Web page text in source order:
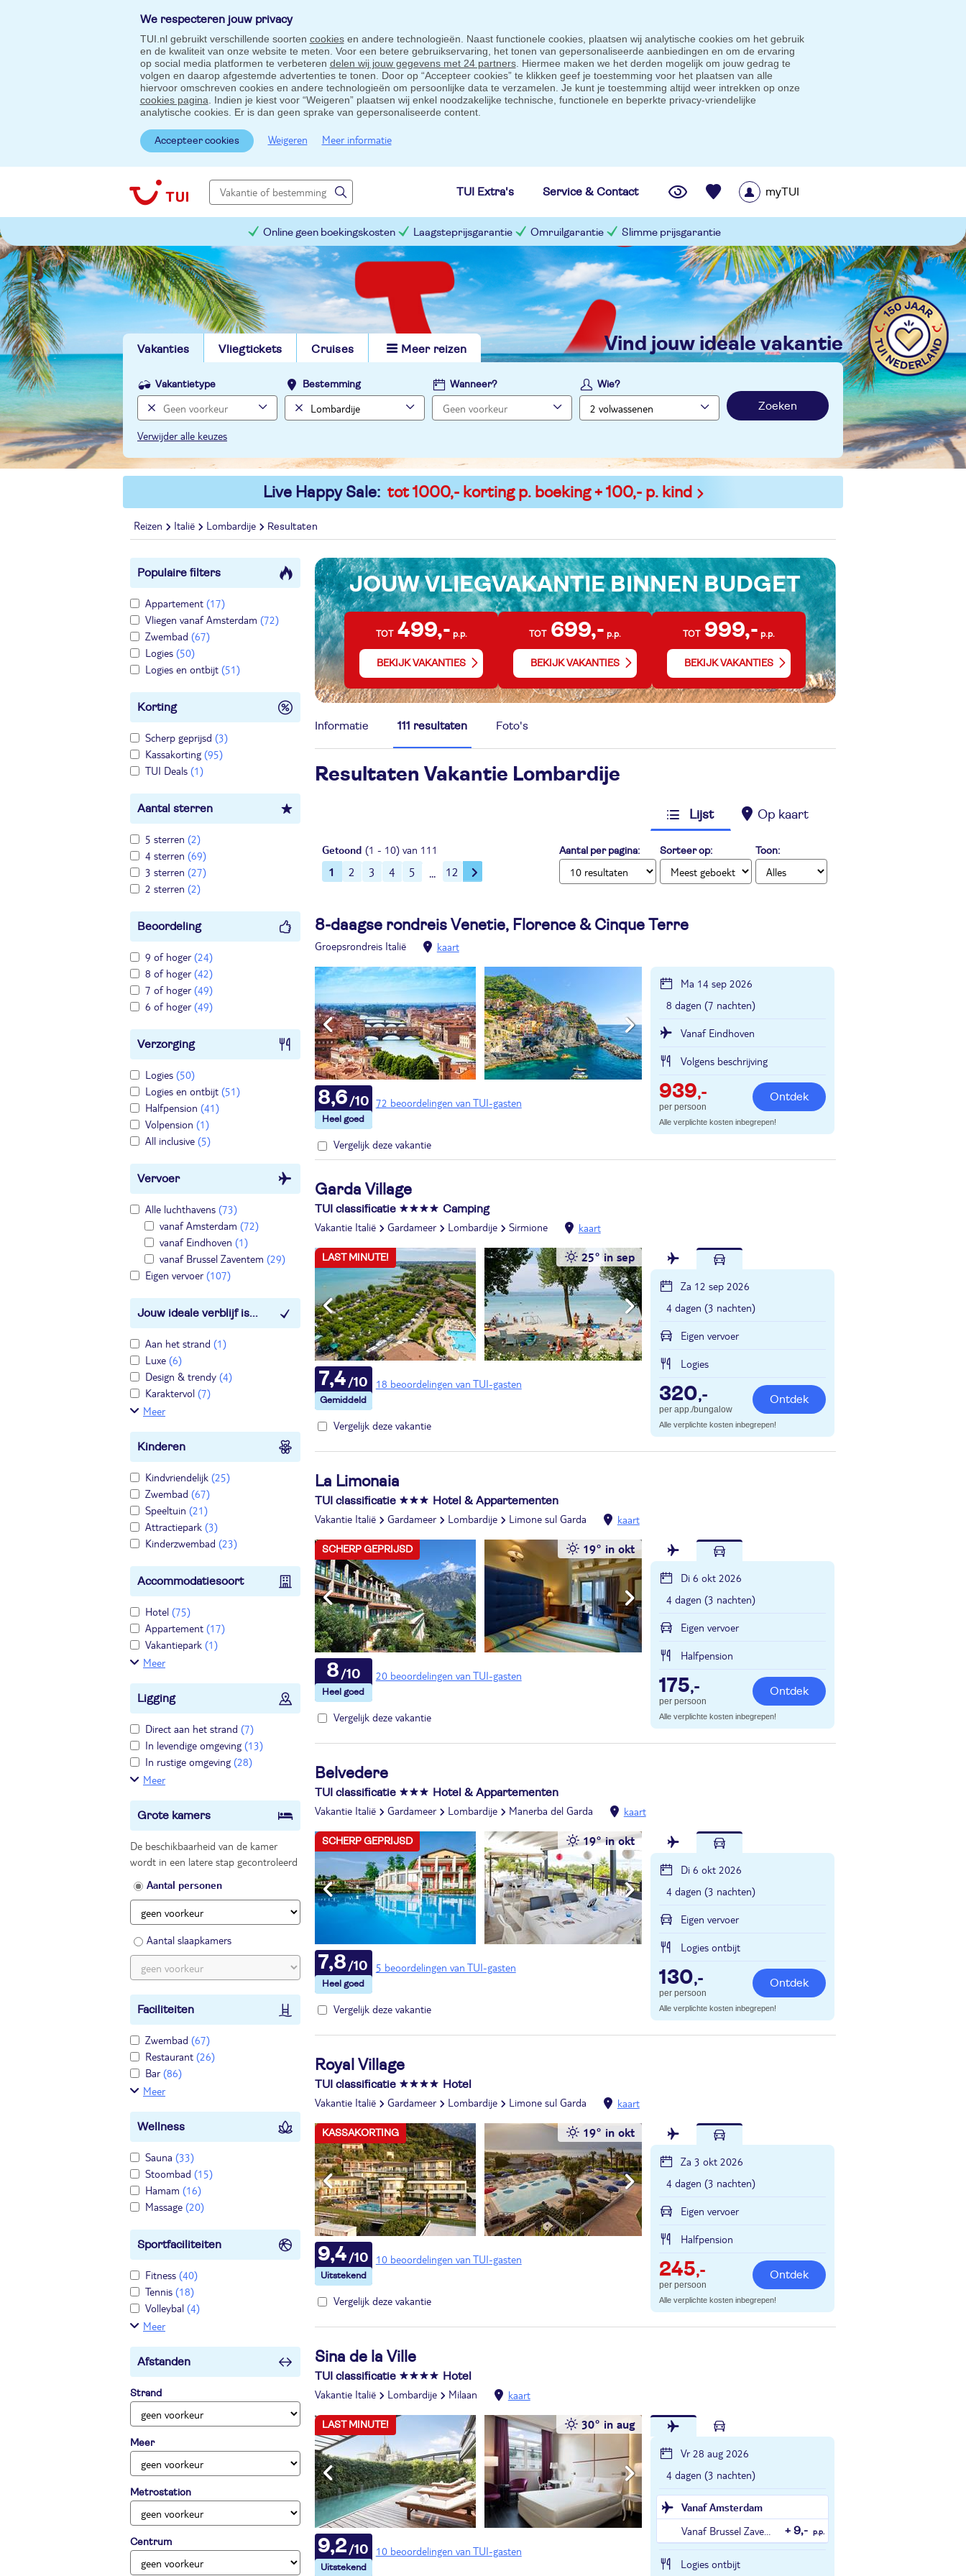
We respecteren jouw privacy
TUI.nl gebruikt verschillende soorten cookiesen andere technologieën. Naast functionele cookies, plaatsen wij analytische cookies om het gebruik
en de kwaliteit van onze website te meten. Voor een betere gebruikservaring, het tonen van gepersonaliseerde aanbiedingen en om de ervaring
op social media platformen te verbeteren delen wij jouw gegevens met 24 partners. Hiermee maken we het derden mogelijk om jouw gedrag te
volgen en daarop afgestemde advertenties te tonen. Door op “Accepteer cookies” te klikken geef je toestemming voor het plaatsen van alle
hiervoor omschreven cookies en andere technologieën om persoonlijke data te verzamelen. Je kunt je toestemming altijd weer intrekken op onze
cookies pagina . Indien je kiest voor “Weigeren” plaatsen wij enkel noodzakelijke technische, functionele en beperkte privacy-vriendelijke
analytische cookies. Er is dan geen sprake van gepersonaliseerde content.
Accepteer cookies Weigeren Meer informatie
TUI Extra's Service & Contact myTUI
Online geen boekingskosten Laagsteprijsgarantie Omruilgarantie Slimme prijsgarantie
Vakanties Vliegtickets Cruises Meer reizen vind jouw ideale vakantie
Vakantietype Bestemming Wanneer? Wie?
Zoeken
Verwijder alle keuzes
Live Happy Sale: tot 1000,- korting p. boeking + 100,- p. kind
Reizen Italië Lombardije Resultaten
Populaire filters
Appartement (17)
Vliegen vanaf Amsterdam (72)
Zwembad (67)
Logies (50)
Logies en ontbijt (51)
Korting
Scherp geprijsd (3)
Kassakorting (95)
TUI Deals (1)
Aantal sterren
5 sterren (2)
4 sterren (69)
3 sterren (27)
2 sterren (2)
Beoordeling
9 of hoger(24)
8 of hoger(42)
7 of hoger(49)
6 of hoger(49)
Verzorging
Logies (50)
Logies en ontbijt (51)
Halfpension (41)
Volpension (1)
All inclusive (5)
Vervoer
Alle luchthavens (73)
vanaf Amsterdam (72)
vanaf Eindhoven (1)
vanaf Brussel Zaventem (29)
Eigen vervoer(107)
Jouw ideale verblijf is...
Aan het strand (1)
Luxe (6)
Design & trendy (4)
Karaktervol (7)
Meer
Kinderen
Kindvriendelijk (25)
Zwembad (67)
Speeltuin (21)
Attractiepark (3)
Kinderzwembad (23)
Accommodatiesoort
Hotel (75)
Appartement (17)
Vakantiepark (1)
Meer
Ligging
Direct aan het strand (7)
In levendige omgeving (13)
In rustige omgeving (28)
Meer
Grote kamers
De beschikbaarheid van de kamer
wordt in een latere stap gecontroleerd
Aantal personen
Aantal slaapkamers
Faciliteiten
Zwembad (67)
Restaurant (26)
Bar(86)
Meer
Wellness
Sauna (33)
Stoombad (15)
Hamam (16)
Massage (20)
Sportfaciliteiten
Fitness (40)
Tennis (18)
Volleybal (4)
Meer
Afstanden
Strand
Meer
Metrostation
Centrum
JOUW VLIEGVAKANTIE BINNEN BUDGET
TOT 499,- p.p.
BEKIJK VAKANTIES
TOT 699,- p.p.
BEKIJK VAKANTIES
TOT 999,- p.p.
BEKIJK VAKANTIES
Informatie 111 resultaten Foto's
Resultaten Vakantie Lombardije
Lijst Op kaart
Getoond (1 - 10) van 111
1 2 3 4 5 12
Aantal per pagina: Sorteer op: Toon:
8-daagse rondreis Venetie, Florence & Cinque Terre
Groepsrondreis Italië kaart
72 beoordelingen van TUI-gasten
8,6
Vergelijk deze vakantie
Ma 14 sep 2026
8 dagen (7 nachten)
Vanaf Eindhoven
Volgens beschrijving
939,-
per persoon
Ontdek
Alle verplichte kosten inbegrepen!
Garda Village
TUI classificatie Camping
Vakantie Italië Gardameer Lombardije Sirmione kaart
25° in sep
LAST MINUTE!
18 beoordelingen van TUI-gasten
7,4
Vergelijk deze vakantie
Za 12 sep 2026
4 dagen (3 nachten)
Eigen vervoer
Logies
320,-
per app./bungalow
Ontdek
Alle verplichte kosten inbegrepen!
La Limonaia
TUI classificatie Hotel & Appartementen
Vakantie Italië Gardameer Lombardije Limone sul Garda kaart
19° in okt
SCHERP GEPRIJSD
20 beoordelingen van TUI-gasten
8
Vergelijk deze vakantie
Di 6 okt 2026
4 dagen (3 nachten)
Eigen vervoer
Halfpension
175,-
per persoon
Ontdek
Alle verplichte kosten inbegrepen!
Belvedere
TUI classificatie Hotel & Appartementen
Vakantie Italië Gardameer Lombardije Manerba del Garda kaart
19° in okt
SCHERP GEPRIJSD
5 beoordelingen van TUI-gasten
7,8
Vergelijk deze vakantie
Di 6 okt 2026
4 dagen (3 nachten)
Eigen vervoer
Logies ontbijt
130,-
per persoon
Ontdek
Alle verplichte kosten inbegrepen!
Royal Village
TUI classificatie Hotel
Vakantie Italië Gardameer Lombardije Limone sul Garda kaart
19° in okt
KASSAKORTING
10 beoordelingen van TUI-gasten
9,4
Vergelijk deze vakantie
Za 3 okt 2026
4 dagen (3 nachten)
Eigen vervoer
Halfpension
245,-
per persoon
Ontdek
Alle verplichte kosten inbegrepen!
Sina de la Ville
TUI classificatie Hotel
Vakantie Italië Lombardije Milaan kaart
30° in aug
LAST MINUTE!
10 beoordelingen van TUI-gasten
9,2
Vr 28 aug 2026
4 dagen (3 nachten)
Vanaf Amsterdam
Vanaf Brussel Zaventem+ 9,- p.p.
Logies ontbijt